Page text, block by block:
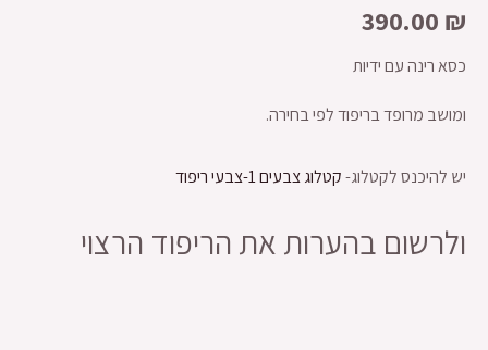
390.00 ₪
כסא רינה עם ידיות
ומושב מרופד בריפוד לפי בחירה.
יש להיכנס לקטלוג-קטלוג צבעים 1-צבעי ריפוד
ולרשום בהערות את הריפוד הרצוי